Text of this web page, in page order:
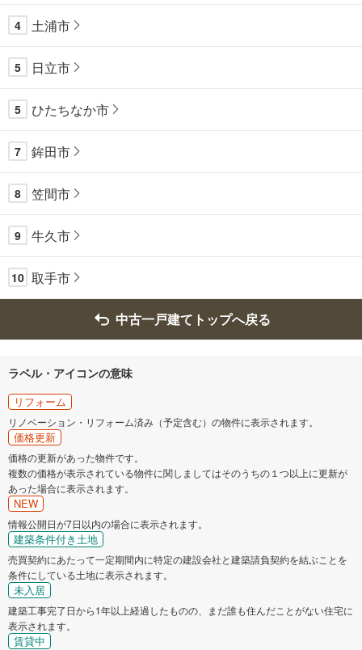
4 土浦市
5 日立市
5 ひたちなか市
7 鉾田市
8 笠間市
9 牛久市
10 取手市
中古一戸建てトップへ戻る
ラベル・アイコンの意味
リフォーム
リノベーション・リフォーム済み（予定含む）の物件に表示されます。
価格更新
価格の更新があった物件です。
複数の価格が表示されている物件に関しましてはそのうちの１つ以上に更新が
あった場合に表示されます。
NEW
情報公開日が7日以内の場合に表示されます。
建築条件付き土地
売買契約にあたって一定期間内に特定の建設会社と建築請負契約を結ぶことを
条件にしている土地に表示されます。
未入居
建築工事完了日から1年以上経過したものの、まだ誰も住んだことがない住宅に
表示されます。
賃貸中